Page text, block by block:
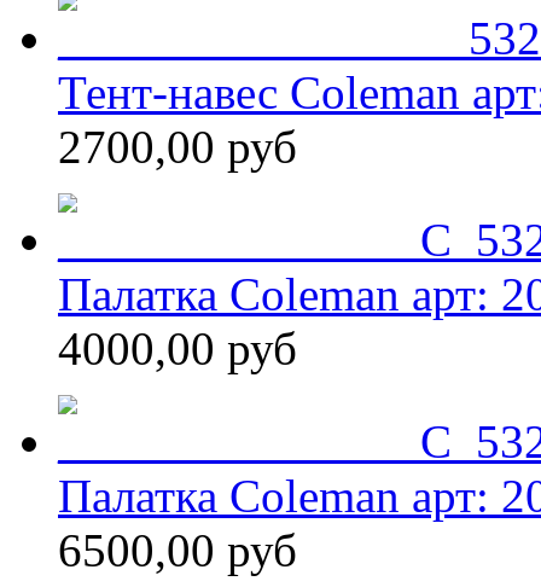
Тент-навес Coleman
2700,00 руб
Палатка Coleman арт:
4000,00 руб
Палатка Coleman арт:
6500,00 руб